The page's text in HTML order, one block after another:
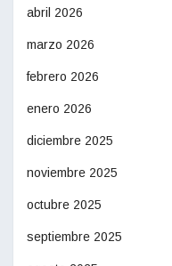
abril 2026
marzo 2026
febrero 2026
enero 2026
diciembre 2025
noviembre 2025
octubre 2025
septiembre 2025